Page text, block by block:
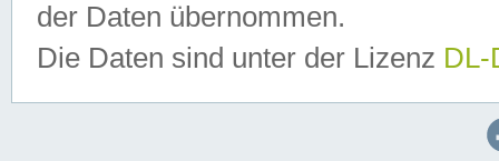
der Daten übernommen.
Die Daten sind unter der Lizenz